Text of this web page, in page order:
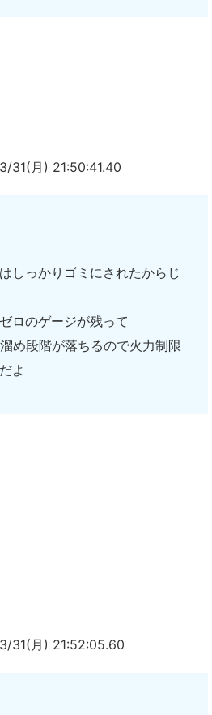
31(月) 21:50:41.40
しっかりゴミにされたからじ
ロのゲージが残って
め段階が落ちるので火力制限
よ
31(月) 21:52:05.60